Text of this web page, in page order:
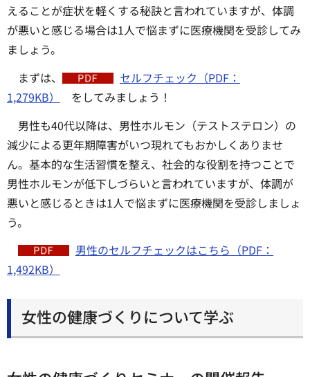
えることが症状を軽くする秘訣と言われていますが、体調
が悪いと感じる場合は1人で悩まずに医療機関を受診してみ
ましょう。
まずは、
セルフチェック（PDF：
1,279KB）
をしてみましょう！
男性も40代以降は、男性ホルモン（テストステロン）の
減少による更年期障害がいつ現れてもおかしくありませ
ん。基本的な生活習慣を整え、社会的な役割を持つことで
男性ホルモンが低下しづらいと言われていますが、体調が
悪いと感じるときは1人で悩まずに医療機関を受診しましょ
う。
男性のセルフチェックはこちら（PDF：
1,492KB）
女性の健康づくりについて学ぶ